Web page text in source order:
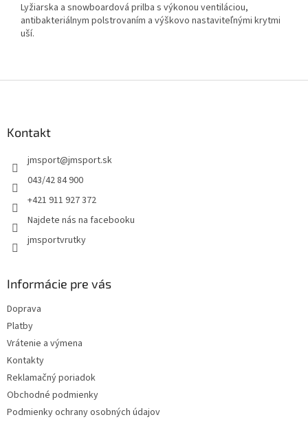
Lyžiarska a snowboardová prilba s výkonou ventiláciou,
antibakteriálnym polstrovaním a výškovo nastaviteľnými krytmi
uší.
Kontakt
jmsport@jmsport.sk
043/42 84 900
+421 911 927 372
Najdete nás na facebooku
jmsportvrutky
Informácie pre vás
Doprava
Platby
Vrátenie a výmena
Kontakty
Reklamačný poriadok
Obchodné podmienky
Podmienky ochrany osobných údajov